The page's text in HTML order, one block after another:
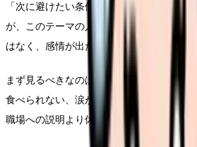
「次に避けたい条件」に分けて、面接で
が、このテーマの入口です。納得できる
はなく、感情が出た背景を確認することか
まず見るべきなのは、退職の正しさではな
食べられない、涙が止まらない、出勤前に
職場への説明より休む段取りを先に置きま